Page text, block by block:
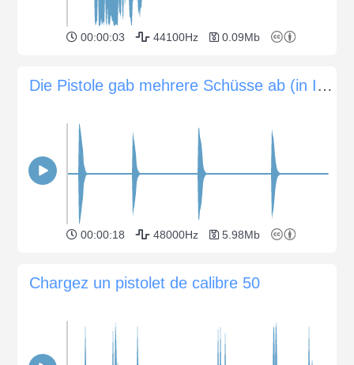
00:00:03 44100Hz 0.09Mb
Die Pistole gab mehrere Schüsse ab (in Innenräumen)
00:00:18 48000Hz 5.98Mb
Chargez un pistolet de calibre 50